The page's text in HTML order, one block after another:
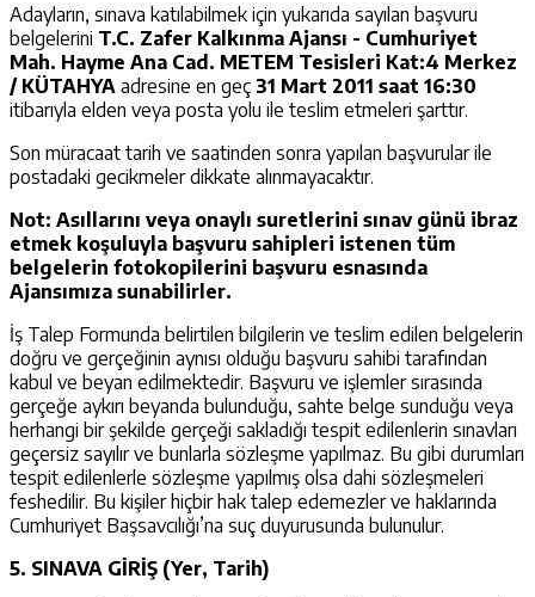
Adayların, sınava katılabilmek için yukarıda sayılan başvuru
belgelerini T.C. Zafer Kalkınma Ajansı - Cumhuriyet
Mah. Hayme Ana Cad. METEM Tesisleri Kat:4 Merkez
/ KÜTAHYA adresine en geç 31 Mart 2011 saat 16:30
itibarıyla elden veya posta yolu ile teslim etmeleri şarttır.
Son müracaat tarih ve saatinden sonra yapılan başvurular ile
postadaki gecikmeler dikkate alınmayacaktır.
Not: Asıllarını veya onaylı suretlerini sınav günü ibraz
etmek koşuluyla başvuru sahipleri istenen tüm
belgelerin fotokopilerini başvuru esnasında
Ajansımıza sunabilirler.
İş Talep Formunda belirtilen bilgilerin ve teslim edilen belgelerin
doğru ve gerçeğinin aynısı olduğu başvuru sahibi tarafından
kabul ve beyan edilmektedir. Başvuru ve işlemler sırasında
gerçeğe aykırı beyanda bulunduğu, sahte belge sunduğu veya
herhangi bir şekilde gerçeği sakladığı tespit edilenlerin sınavları
geçersiz sayılır ve bunlarla sözleşme yapılmaz. Bu gibi durumları
tespit edilenlerle sözleşme yapılmış olsa dahi sözleşmeleri
feshedilir. Bu kişiler hiçbir hak talep edemezler ve haklarında
Cumhuriyet Başsavcılığı’na suç duyurusunda bulunulur.
5. SINAVA GİRİŞ (Yer, Tarih)